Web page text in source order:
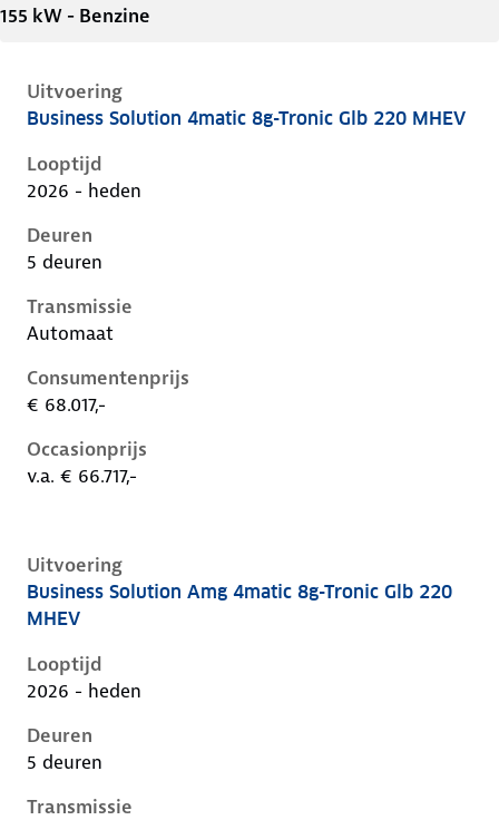
155 kW - Benzine
Uitvoering
Mercedes Glb-Klasse ii-x248, glb 220 mhev, 155 kW,
Business Solution 4matic 8g-Tronic Glb 220 MHEV
Looptijd
2026 - heden
Deuren
5 deuren
Transmissie
Automaat
Consumentenprijs
€ 68.017,-
Occasionprijs
v.a. € 66.717,-
Uitvoering
Mercedes Glb-Klasse ii-x248, glb 220 mhev, 155 kW,
Business Solution Amg 4matic 8g-Tronic Glb 220
MHEV
Looptijd
2026 - heden
Deuren
5 deuren
Transmissie